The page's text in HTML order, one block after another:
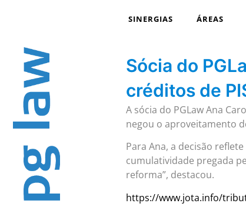
SINERGIAS ÁREAS
Sócia do
créditos de
A sócia do PGLaw Ana
negou o aproveitamento
Para Ana, a decisão
cumulatividade pregada
reforma”, destacou.
https://www.jota.info/